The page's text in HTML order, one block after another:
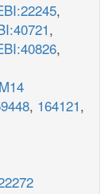
,
,
,
, 164121,